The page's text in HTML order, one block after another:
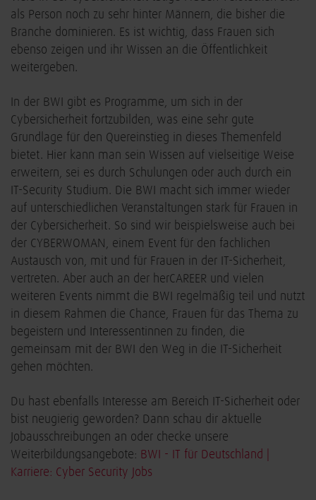
als Person noch zu sehr hinter Männern, die bisher die
Branche dominieren. Es ist wichtig, dass Frauen sich
ebenso zeigen und ihr Wissen an die Öffentlichkeit
weitergeben.
In der BWI gibt es Programme, um sich in der
Cybersicherheit fortzubilden, was eine sehr gute
Grundlage für den Quereinstieg in dieses Themenfeld
bietet. Hier kann man sein Wissen auf vielseitige Weise
erweitern, sei es durch Schulungen oder auch durch ein
IT-Security Studium. Die BWI macht sich immer wieder
auf unterschiedlichen Veranstaltungen stark für Frauen in
der Cybersicherheit. So sind wir beispielsweise auch bei
der CYBERWOMAN, einem Event für den fachlichen
Austausch von, mit und für Frauen in der IT-Sicherheit,
vertreten. Aber auch an der herCAREER und vielen
weiteren Events nimmt die BWI regelmäßig teil und nutzt
in diesem Rahmen die Chance, Frauen für das Thema zu
begeistern und Interessentinnen zu finden, die
gemeinsam mit der BWI den Weg in die IT-Sicherheit
gehen möchten.
Du hast ebenfalls Interesse am Bereich IT-Sicherheit oder
bist neugierig geworden? Dann schau dir aktuelle
Jobausschreibungen an oder checke unsere
Weiterbildungsangebote: BWI - IT für Deutschland |
Karriere: Cyber Security Jobs